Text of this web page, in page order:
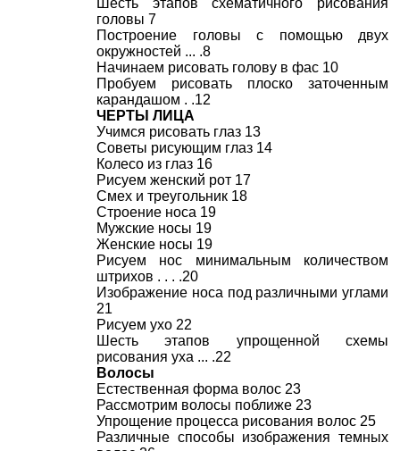
Шесть этапов схематичного рисования
головы 7
Построение головы с помощью двух
окружностей ... .8
Начинаем рисовать голову в фас 10
Пробуем рисовать плоско заточенным
карандашом . .12
ЧЕРТЫ ЛИЦА
Учимся рисовать глаз 13
Советы рисующим глаз 14
Колесо из глаз 16
Рисуем женский рот 17
Смех и треугольник 18
Строение носа 19
Мужские носы 19
Женские носы 19
Рисуем нос минимальным количеством
штрихов . . . .20
Изображение носа под различными углами
21
Рисуем ухо 22
Шесть этапов упрощенной схемы
рисования уха ... .22
Волосы
Естественная форма волос 23
Рассмотрим волосы поближе 23
Упрощение процесса рисования волос 25
Различные способы изображения темных